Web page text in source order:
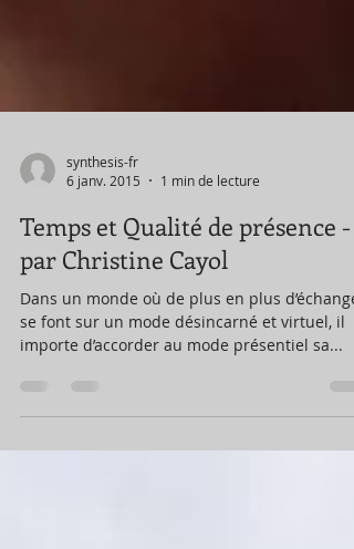
synthesis-fr
6 janv. 2015
1 min de lecture
Temps et Qualité de présence -
par Christine Cayol
Dans un monde où de plus en plus